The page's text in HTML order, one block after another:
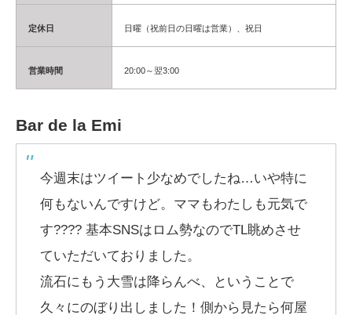
定休日 日曜（祝前日の日曜は営業）、祝日
営業時間 20:00～翌3:00
Bar de la Emi
今週末はツイート少なめでしたね…いや特に
何もないんですけど。ママもわたしも元気で
す???? 基本SNSはロム勢なのでTL眺めさせ
ていただいておりました。
流石にもう大雪は降らんべ、ということで
久々にのぼり出しました！側から見たら何屋